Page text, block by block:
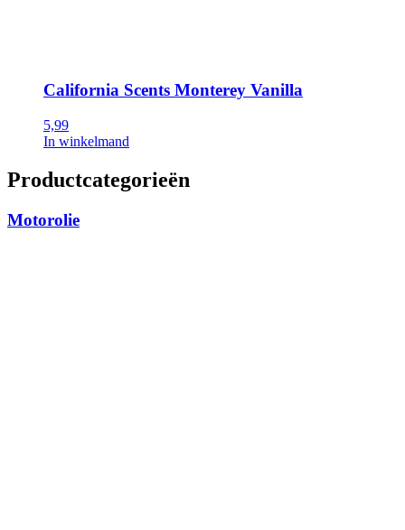
California Scents Monterey Vanilla
5,99
In winkelmand
Productcategorieën
Motorolie